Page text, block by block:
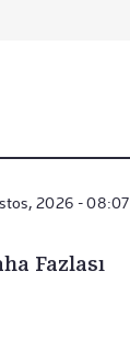
2026 - 08:07
Fazlası